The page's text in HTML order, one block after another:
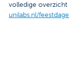
Werken bij
volledige overzicht
unilabs.nl/